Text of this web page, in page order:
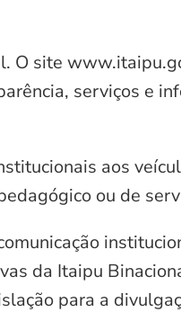
O site
serviços e
aos
ou de
da Itaipu
para a